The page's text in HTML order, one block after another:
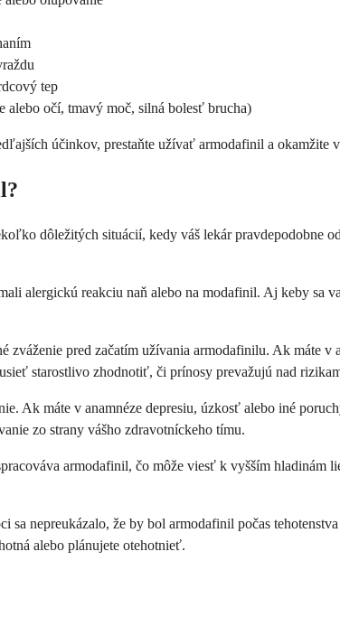
tep
alebo očí, tmavý moč, silná bolesť brucha)
účinkov, prestaňte užívať armodafinil a okamžite
dôležitých situácií, kedy váš lekár pravdepodobne
alergickú reakciu naň alebo na modafinil. Aj keby sa
zváženie pred začatím užívania armodafinilu. Ak máte
starostlivo zhodnotiť, či prínosy prevažujú nad
Ak máte v anamnéze depresiu, úzkosť alebo iné
zo strany vášho zdravotníckeho tímu.
armodafinil, čo môže viesť k vyšším hladinám
sa nepreukázalo, že by bol armodafinil počas
alebo plánujete otehotnieť.